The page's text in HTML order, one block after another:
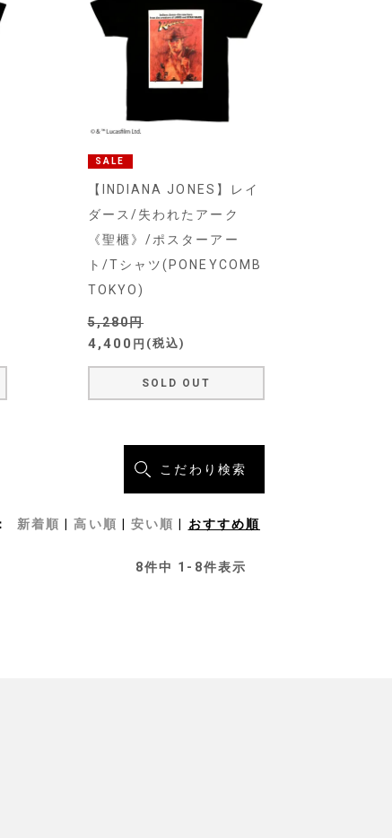
SALE
【INDIANA JONES】レイ
ダース/失われたアーク
《聖櫃》/ポスターアー
ト/Tシャツ(PONEYCOMB
TOKYO)
5,280
4,400 税込
SOLD OUT
こだわり検索
新着順 高い順 安い順 おすすめ順
8件中 1 - 8件表示